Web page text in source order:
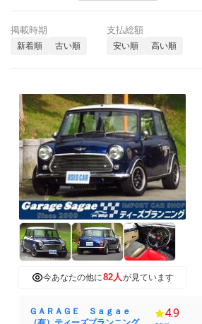
掲載時期
新着順 古い順
支払総額
安い順 高い順
今あなたの他に82人が見ています
ＧＡＲＡＧＥ Ｓａｇａｅ
4.9